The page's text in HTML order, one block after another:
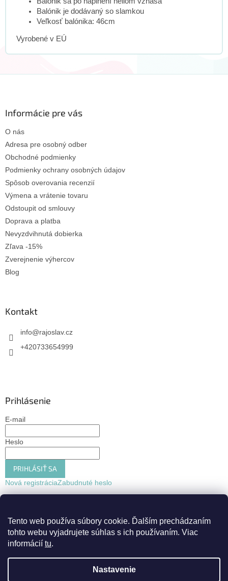
Tento web používa súbory cookie. Ďalším prechádzaním
tohto webu vyjadrujete súhlas s ich používaním. Viac
informácií tu.
Nastavenie
Balónik je dodávaný so slamkou
Veľkosť balónika: 46cm
Vyrobené v EÚ
Informácie pre vás
O nás
Adresa pre osobný odber
Obchodné podmienky
Podmienky ochrany osobných údajov
Spôsob overovania recenzií
Výmena a vrátenie tovaru
Odstoupit od smlouvy
Doprava a platba
Nevyzdvihnutá dobierka
Zľava -15%
Zverejnenie výhercov
Blog
Kontakt
info@rajoslav.cz
+420733654999
Prihlásenie
E-mail
Heslo
PRIHLÁSIŤ SA
Nová registráciaZabudnuté heslo
Vytvoril Shoptet